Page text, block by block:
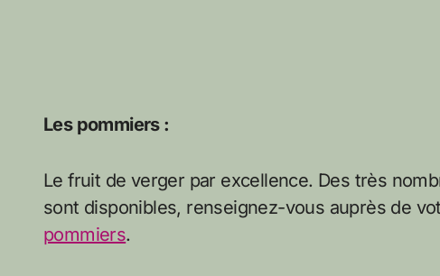
Les pommiers :
Le fruit de verger par excellence. Des très
sont disponibles, renseignez-vous auprès de
pommiers.